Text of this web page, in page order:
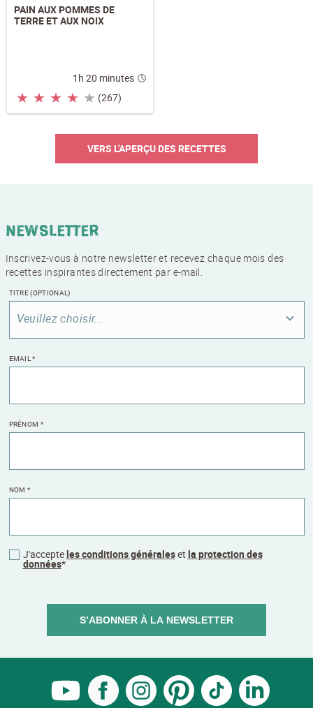
PAIN AUX POMMES DE
TERRE ET AUX NOIX
1h 20 minutes
★ ★ ★ ★ ★ (267)
VERS L'APERÇU DES RECETTES
Newsletter
Inscrivez-vous à notre newsletter et recevez chaque mois des
recettes inspirantes directement par e-mail.
TITRE(OPTIONAL)
Veuillez choisir...
EMAIL*
PRÉNOM *
NOM *
J'accepteles conditions généraleset la protection des
données*
S’ABONNER À LA NEWSLETTER